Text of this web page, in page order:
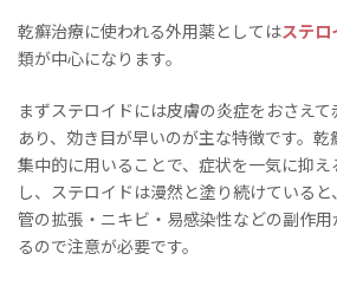
乾癬治療に使われる外用薬としてはステロ
類が中心になります。
まずステロイドには皮膚の炎症をおさえ
あり、効き目が早いのが主な特徴です。
集中的に用いることで、症状を一気に抑
し、ステロイドは漫然と塗り続けている
管の拡張・ニキビ・易感染性などの副作
るので注意が必要です。